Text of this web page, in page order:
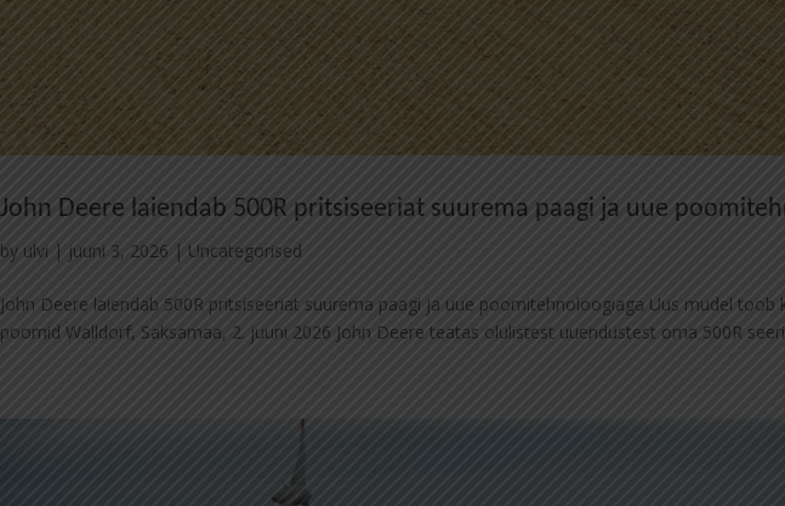
John Deere laiendab 500R pritsiseeriat suurema paagi ja uue
by ulvi | juuni 3, 2026 | Uncategorised
John Deere laiendab 500R pritsiseeriat suurema paagi ja uue poomitehnoloogiaga Uus mudel toob
poomid Walldorf, Saksamaa, 2. juuni 2026 John Deere teatas olulistest uuendustest oma 500R